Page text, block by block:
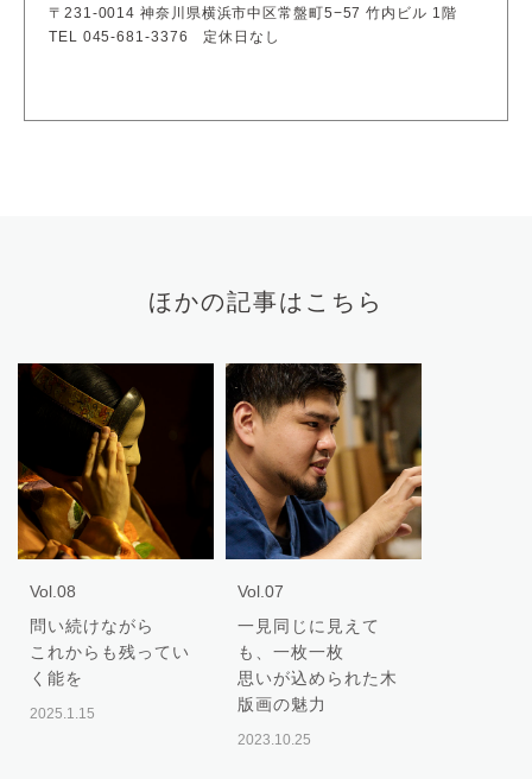
〒231-0014 神奈川県横浜市中区常盤町5−57 竹内ビル 1階
TEL 045-681-3376 定休日なし
ほかの記事はこちら
Vol.08
問い続けながら
これからも残ってい
く能を
2025.1.15
Vol.07
一見同じに見えて
も、一枚一枚
思いが込められた木
版画の魅力
2023.10.25